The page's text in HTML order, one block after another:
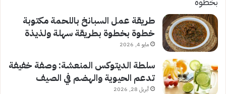
طريقة عمل السبانخ باللحمة مكتوبة
خطوة بخطوة بطريقة سهلة ولذيذة
مايو 4, 2026
سلطة الديتوكس المنعشة: وصفة خفيفة
تدعم الحيوية والهضم في الصيف
أبريل 28, 2026